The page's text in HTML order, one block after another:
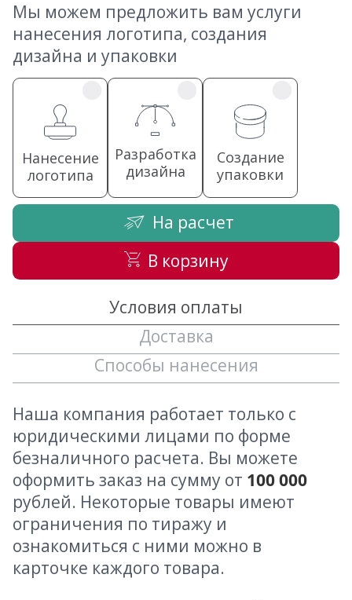
Мы можем предложить вам услуги
нанесения логотипа, создания
дизайна и упаковки
Нанесение
логотипа
Разработка
дизайна
Создание
упаковки
На расчет
В корзину
Условия оплаты
Доставка
Способы нанесения
Наша компания работает только с
юридическими лицами по форме
безналичного расчета. Вы можете
оформить заказ на сумму от 100 000
рублей. Некоторые товары имеют
ограничения по тиражу и
ознакомиться с ними можно в
карточке каждого товара.